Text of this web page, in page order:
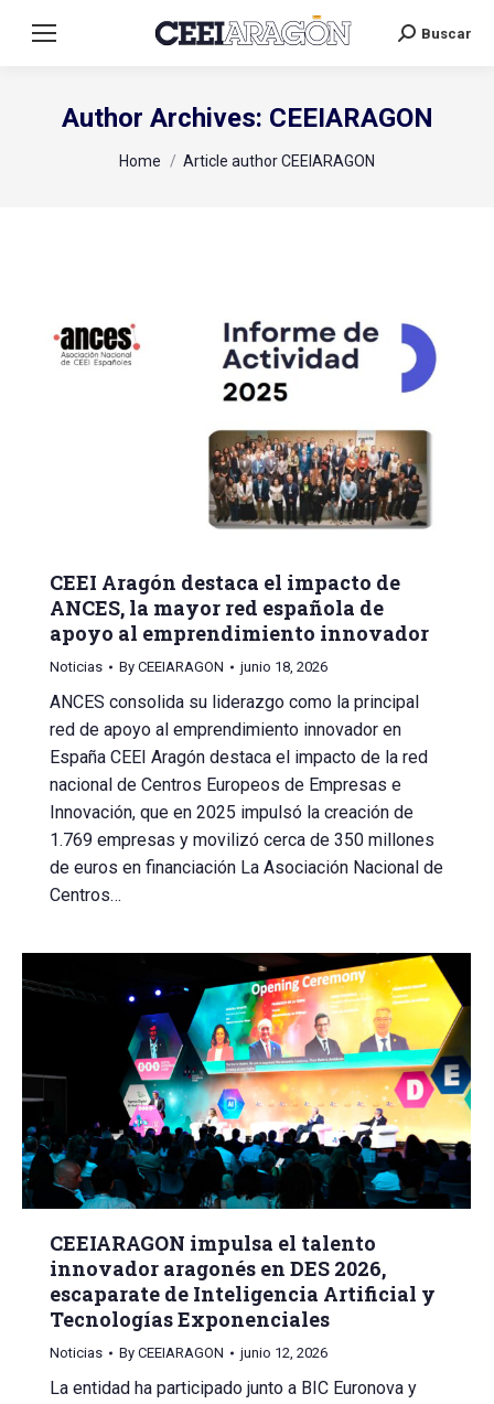
Search:
Buscar
Author Archives: CEEIARAGON
You are here:
Home Article author CEEIARAGON
CEEI Aragón destaca el impacto de
ANCES, la mayor red española de
apoyo al emprendimiento innovador
Noticias By CEEIARAGON junio 18, 2026
ANCES consolida su liderazgo como la principal
red de apoyo al emprendimiento innovador en
España CEEI Aragón destaca el impacto de la red
nacional de Centros Europeos de Empresas e
Innovación, que en 2025 impulsó la creación de
1.769 empresas y movilizó cerca de 350 millones
de euros en financiación La Asociación Nacional de
Centros…
CEEIARAGON impulsa el talento
innovador aragonés en DES 2026,
escaparate de Inteligencia Artificial y
Tecnologías Exponenciales
Noticias By CEEIARAGON junio 12, 2026
La entidad ha participado junto a BIC Euronova y